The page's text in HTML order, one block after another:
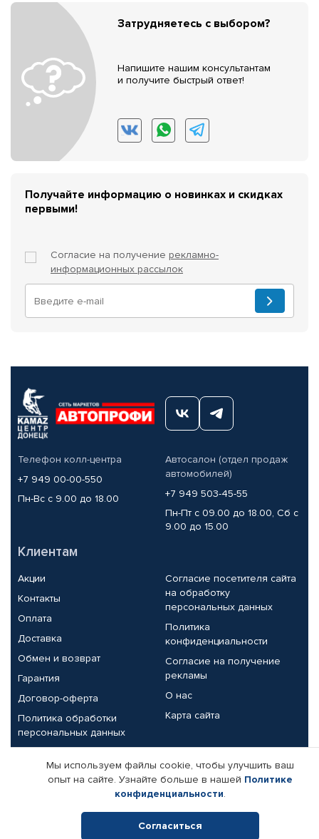
Затрудняетесь с выбором?
Напишите нашим консультантам
и получите быстрый ответ!
Получайте информацию о новинках и скидках
первыми!
Согласие на получение рекламно-
информационных рассылок
Телефон колл-центра
+7 949 00-00-550
Пн-Вс с 9.00 до 18.00
Автосалон (отдел продаж
автомобилей)
+7 949 503-45-55
Пн-Пт с 09.00 до 18.00, Сб с
9.00 до 15.00
Клиентам
Акции
Контакты
Оплата
Доставка
Обмен и возврат
Гарантия
Договор-оферта
Политика обработки
персональных данных
Согласие посетителя сайта
на обработку
персональных данных
Политика
конфиденциальности
Согласие на получение
рекламы
О нас
Карта сайта
Партнерам
Корпоративным клиентам
Поставщикам
Реквизиты компании
Мы используем файлы cookie, чтобы улучшить ваш
опыт на сайте. Узнайте больше в нашей Политике
конфиденциальности.
Согласиться